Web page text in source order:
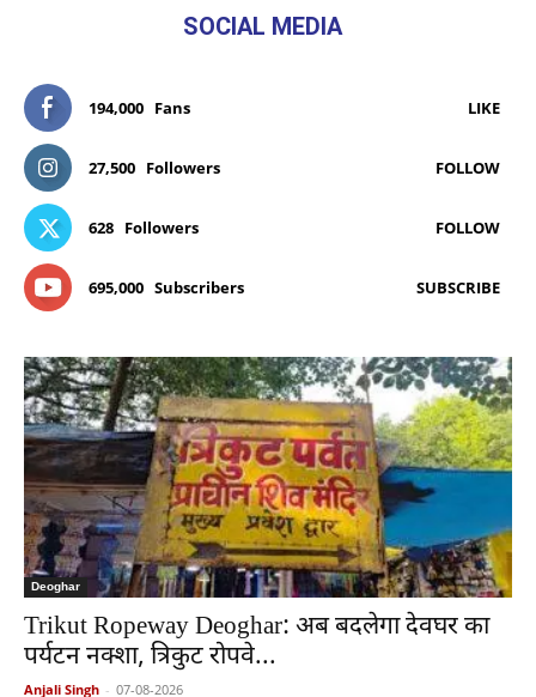
SOCIAL MEDIA
194,000 Fans LIKE
27,500 Followers FOLLOW
628 Followers FOLLOW
695,000 Subscribers SUBSCRIBE
Deoghar
Trikut Ropeway Deoghar: अब बदलेगा देवघर का
पर्यटन नक्शा, त्रिकुट रोपवे...
Anjali Singh - 07-08-2026